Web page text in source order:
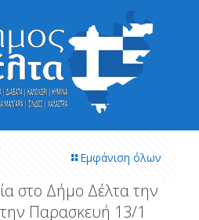
Εμφάνιση όλων
στο Δήμο Δέλτα την
Παρασκευή 13/1